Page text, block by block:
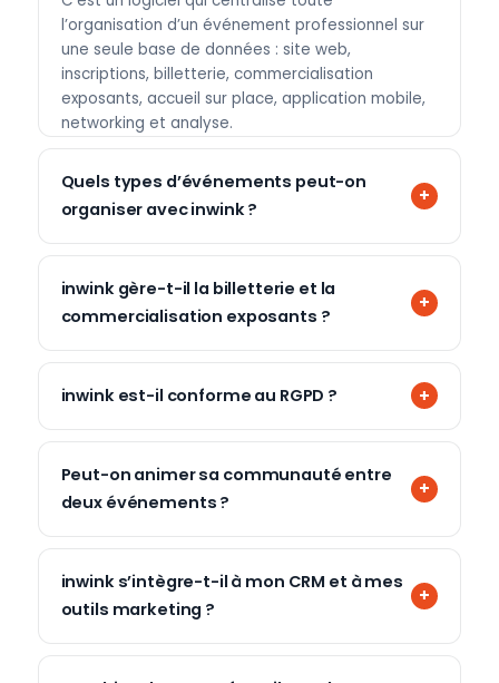
l’organisation d’un événement professionnel sur
une seule base de données : site web,
inscriptions, billetterie, commercialisation
exposants, accueil sur place, application mobile,
networking et analyse.
Quels types d’événements peut-on
organiser avec inwink ?
inwink gère-t-il la billetterie et la
commercialisation exposants ?
inwink est-il conforme au RGPD ?
Peut-on animer sa communauté entre
deux événements ?
inwink s’intègre-t-il à mon CRM et à mes
outils marketing ?